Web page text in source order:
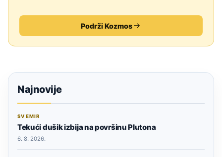
Podrži Kozmos
Najnovije
SVEMIR
Tekući dušik izbija na površinu Plutona
6. 8. 2026.